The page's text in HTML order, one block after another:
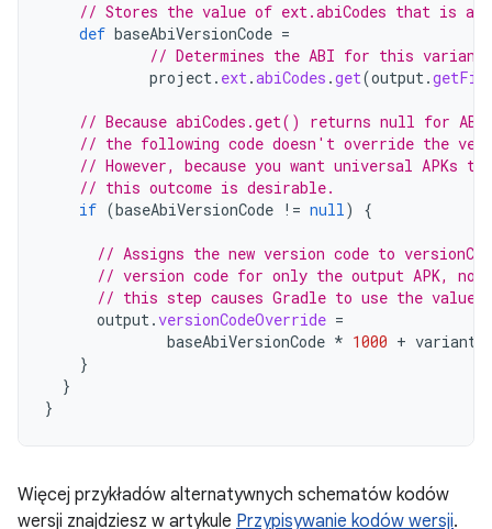
// Stores the value of ext.abiCodes that is
def baseAbiVersionCode =
// Determines the ABI for this variant
project. ext.abiCodes .get(output.
// Because abiCodes.get() returns null for
// the following code doesn't override the
// However, because you want universal APKs
// this outcome is desirable.
if (baseAbiVersionCode != null) {
// Assigns the new version code to
// version code for only the output APK,
// this step causes Gradle to use the value
output.versionCodeOverride =
baseAbiVersionCode * 1000 + variant
}
}
}
Więcej przykładów alternatywnych schematów kodów
wersji znajdziesz w artykule Przypisywanie kodów wersji.